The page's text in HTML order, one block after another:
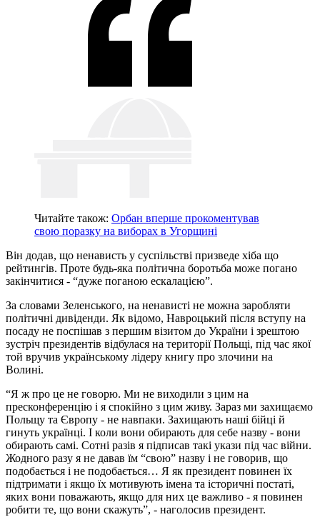
Читайте також: Орбан вперше прокоментував
свою поразку на виборах в Угорщині
Він додав, що ненависть у суспільстві призведе хіба що
рейтингів. Проте будь-яка політична боротьба може погано
закінчитися - “дуже поганою ескалацією”.
За словами Зеленського, на ненависті не можна заробляти
політичні дивіденди. Як відомо, Навроцький після вступу на
посаду не поспішав з першим візитом до України і зрештою
зустріч президентів відбулася на території Польщі, під час якої
той вручив українському лідеру книгу про злочини на
Волині.
“Я ж про це не говорю. Ми не виходили з цим на
пресконференцію і я спокійно з цим живу. Зараз ми захищаємо
Польщу та Європу - не навпаки. Захищають наші бійці й
гинуть українці. І коли вони обирають для себе назву - вони
обирають самі. Сотні разів я підписав такі укази під час війни.
Жодного разу я не давав їм “свою” назву і не говорив, що
подобається і не подобається… Я як президент повинен їх
підтримати і якщо їх мотивують імена та історичні постаті,
яких вони поважають, якщо для них це важливо - я повинен
робити те, що вони скажуть”, - наголосив президент.